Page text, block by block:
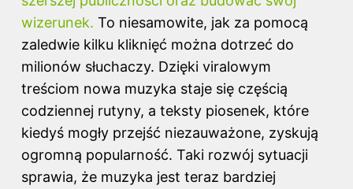
wizerunek. To niesamowite, jak za pomocą
zaledwie kilku kliknięć można dotrzeć do
milionów słuchaczy. Dzięki viralowym
treściom nowa muzyka staje się częścią
codziennej rutyny, a teksty piosenek, które
kiedyś mogły przejść niezauważone, zyskują
ogromną popularność. Taki rozwój sytuacji
sprawia, że muzyka jest teraz bardziej